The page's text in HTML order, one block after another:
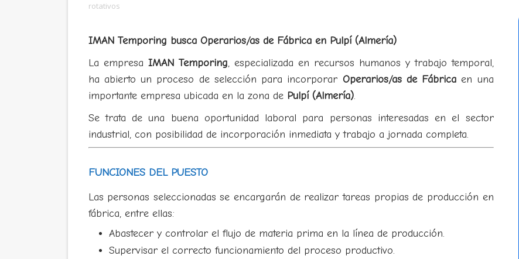
rotativos
IMAN Temporing busca Operarios/as de Fábrica en Pulpí (Almería)
La empresa IMAN Temporing, especializada en recursos humanos y trabajo temporal,
ha abierto un proceso de selección para incorporar Operarios/as de Fábrica en una
importante empresa ubicada en la zona de Pulpí (Almería).
Se trata de una buena oportunidad laboral para personas interesadas en el sector
industrial, con posibilidad de incorporación inmediata y trabajo a jornada completa.
FUNCIONES DEL PUESTO
Las personas seleccionadas se encargarán de realizar tareas propias de producción en
fábrica, entre ellas:
Abastecer y controlar el flujo de materia prima en la línea de producción.
Supervisar el correcto funcionamiento del proceso productivo.